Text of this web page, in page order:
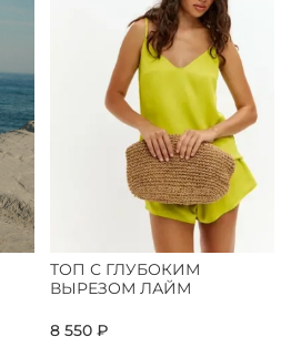
ТОП С ГЛУБОКИМ
ВЫРЕЗОМ ЛАЙМ
8 550 ₽